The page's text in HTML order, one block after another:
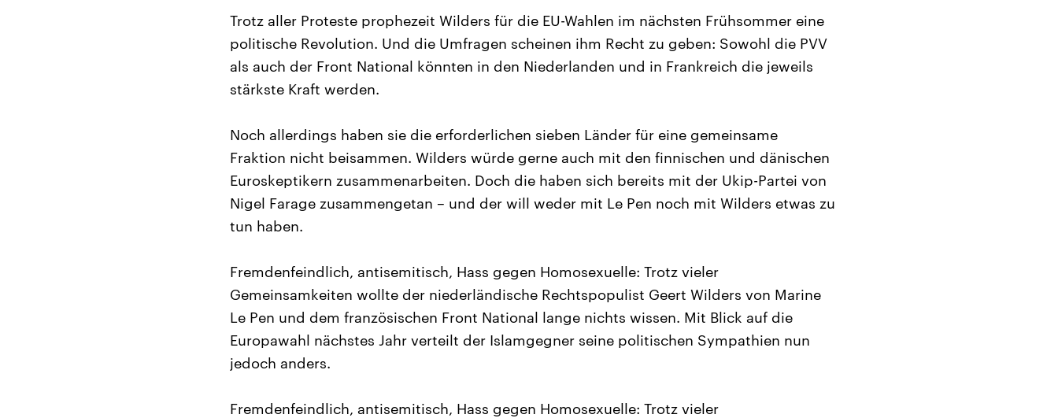
Trotz aller Proteste prophezeit Wilders für die EU-Wahlen im nächsten Frühsommer eine
politische Revolution. Und die Umfragen scheinen ihm Recht zu geben: Sowohl die PVV
als auch der Front National könnten in den Niederlanden und in Frankreich die jeweils
stärkste Kraft werden.
Noch allerdings haben sie die erforderlichen sieben Länder für eine gemeinsame
Fraktion nicht beisammen. Wilders würde gerne auch mit den finnischen und dänischen
Euroskeptikern zusammenarbeiten. Doch die haben sich bereits mit der Ukip-Partei von
Nigel Farage zusammengetan – und der will weder mit Le Pen noch mit Wilders etwas zu
tun haben.
Fremdenfeindlich, antisemitisch, Hass gegen Homosexuelle: Trotz vieler
Gemeinsamkeiten wollte der niederländische Rechtspopulist Geert Wilders von Marine
Le Pen und dem französischen Front National lange nichts wissen. Mit Blick auf die
Europawahl nächstes Jahr verteilt der Islamgegner seine politischen Sympathien nun
jedoch anders.
Fremdenfeindlich, antisemitisch, Hass gegen Homosexuelle: Trotz vieler